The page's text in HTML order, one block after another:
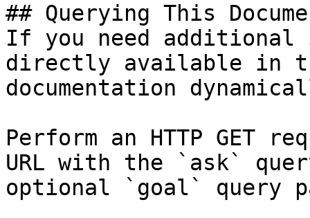
## Querying This
If you need
directly available in
documentation
Perform an HTTP GET
URL with the `ask`
optional `goal` query